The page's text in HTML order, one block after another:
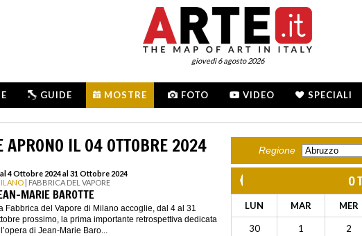
giovedì 6 agosto 2026
GUIDE MOSTRE FOTO VIDEO SPECIALI
APRONO IL 04 OTTOBRE 2024
4 Ottobre 2024 al 31 Ottobre 2024
| FABBRICA DEL VAPORE
MARIE BAROTTE
Fabbrica del Vapore di Milano accoglie, dal 4 al 31
prossimo, la prima importante retrospettiva dedicata
di Jean-Marie Baro...
Regione
LUN MAR MER
30 1 2